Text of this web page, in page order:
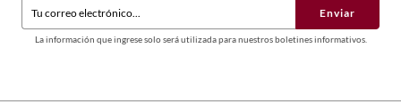
Enviar
La información que ingrese solo será utilizada para nuestros boletines informativos.